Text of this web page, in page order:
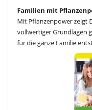
Familien mit
Mit Pflanzenpower zeigt
vollwertiger Grundlagen
für die ganze Familie